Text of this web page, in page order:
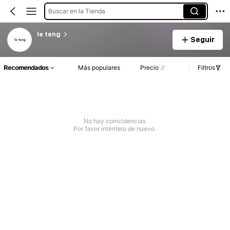
Buscar en la Tienda
le teng
Seguir
Recomendados Más populares Precio Filtros
No hay coincidencias
Por favor inténtelo de nuevo.